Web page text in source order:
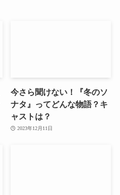
今さら聞けない！『冬のソ
ナタ』ってどんな物語？キ
ャストは？
2023年12月11日